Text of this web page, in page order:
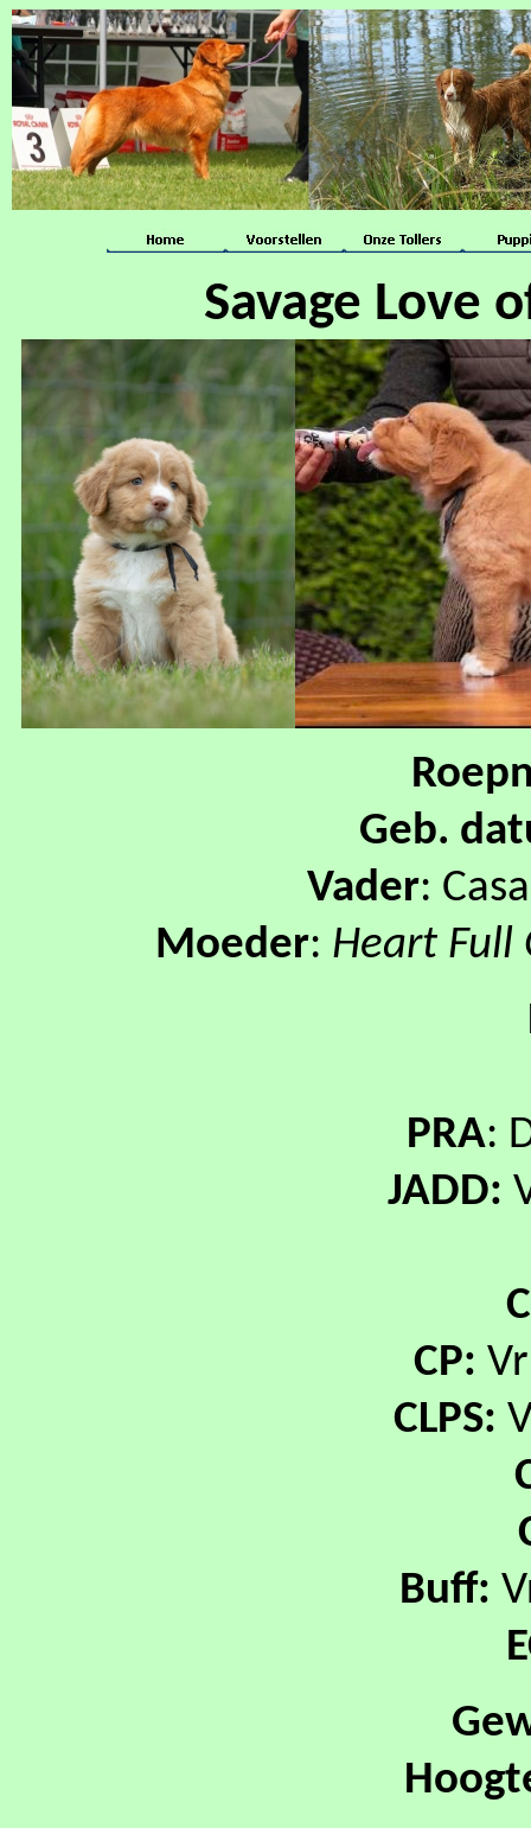
Savage Love
Geb.
Vader:
Moeder: Heart Full
PRA:
JADD:
CP:
CLPS:
Buff: